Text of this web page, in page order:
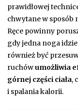
prawidłowej
chwytane w sposób
Ręce powinny
gdy jedna noga
również być
ruchówumożliwia
górnej części ciała,
i spalania kalorii.